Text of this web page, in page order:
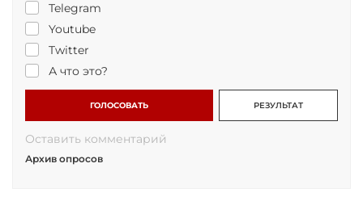
Telegram
Youtube
Twitter
А что это?
ГОЛОСОВАТЬ РЕЗУЛЬТАТ
Оставить комментарий
Архив опросов